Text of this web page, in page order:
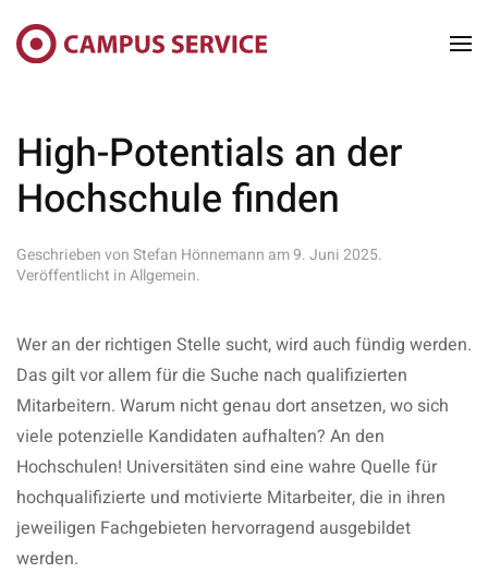
Skip to main content
High-Potentials an der
Hochschule finden
Geschrieben vonStefan Hönnemann am9. Juni 2025.
Veröffentlicht inAllgemein.
Wer an der richtigen Stelle sucht, wird auch fündig werden.
Das gilt vor allem für die Suche nach qualifizierten
Mitarbeitern. Warum nicht genau dort ansetzen, wo sich
viele potenzielle Kandidaten aufhalten? An den
Hochschulen! Universitäten sind eine wahre Quelle für
hochqualifizierte und motivierte Mitarbeiter, die in ihren
jeweiligen Fachgebieten hervorragend ausgebildet
werden.